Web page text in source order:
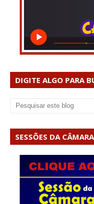
DIGITE ALGO PARA
SESSÕES DA